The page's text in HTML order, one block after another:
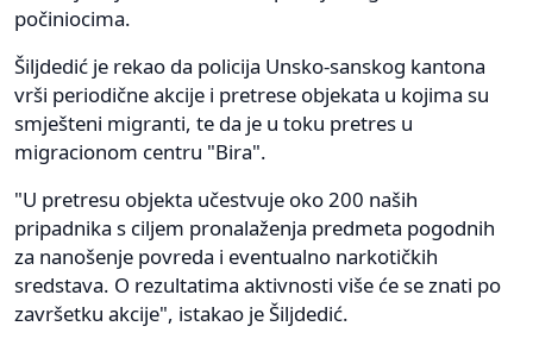
počiniocima.
Šiljdedić je rekao da policija Unsko-sanskog kantona
vrši periodične akcije i pretrese objekata u kojima su
smješteni migranti, te da je u toku pretres u
migracionom centru "Bira".
"U pretresu objekta učestvuje oko 200 naših
pripadnika s ciljem pronalaženja predmeta pogodnih
za nanošenje povreda i eventualno narkotičkih
sredstava. O rezultatima aktivnosti više će se znati po
završetku akcije", istakao je Šiljdedić.